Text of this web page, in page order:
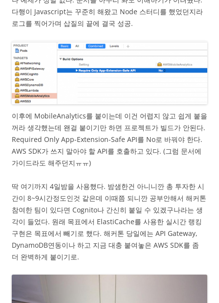
다행이 Javascript는 꾸준히 해왔고 Node 스터디를 했었던지라
로그를 찍어가며 삽질의 끝에 결국 성공.
이후에 MobileAnalytics를 붙이는데 이건 어렵지 않고 쉽게 붙을
꺼라 생각했는데 왠걸 붙이기만 하면 프로젝트가 빌드가 안된다.
Required Only App-Extension-Safe API를 No로 바꿔야 한다.
AWS SDK가 쓰지 말아야 할 API를 호출하고 있다. (그럼 문서에
가이드라도 해주던지ㅠㅠ)
딱 여기까지 4일밤을 사용했다. 밤샘한건 아니니깐 총 투자한 시
간이 8~9시간정도인것 같은데 이때쯤 되니깐 공부안해서 해커톤
참여한 팀이 있다면 Cognito나 간신히 붙일 수 있겠구나라는 생
각이 들었다. 원래 목표에서 ElastiCache를 사용한 실시간 랭킹
구현은 목표에서 빼기로 했다. 해커톤 당일에는 API Gateway,
DynamoDB연동이나 하고 지금 대충 붙여놓은 AWS SDK를 좀
더 완벽하게 붙이기로.